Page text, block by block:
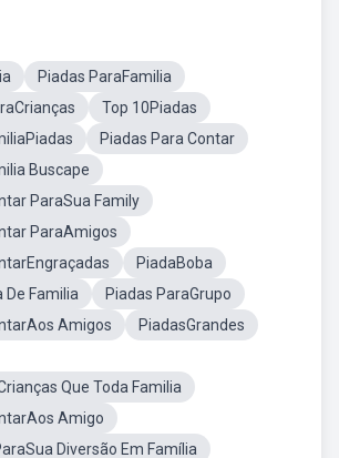
Piadas ParaFamilia
Top 10Piadas
Piadas Para Contar
Buscape
ParaSua Family
ParaAmigos
PiadaBoba
De Familia
Piadas ParaGrupo
Amigos
PiadasGrandes
Que Toda Familia
Amigo
Diversão Em Família